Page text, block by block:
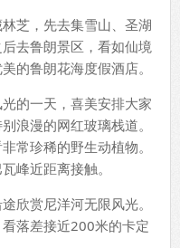
芝，先去集雪山、圣湖
去鲁朗景区，看如仙境
的鲁朗花海度假酒店。
的一天，喜美安排大家
浪漫的网红玻璃栈道。
常珍稀的野生动植物。
峰近距离接触。
欣赏尼洋河无限风光。
落差接近200米的卡定